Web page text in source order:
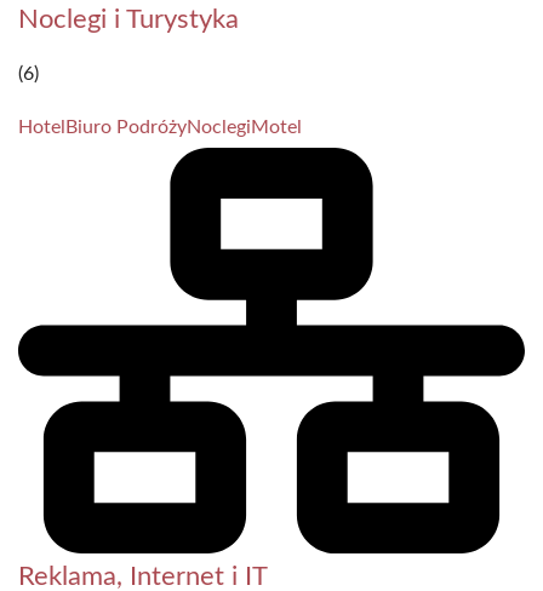
Noclegi i Turystyka
(6)
Hotel Biuro PodróżyNoclegiMotel
Reklama, Internet i IT